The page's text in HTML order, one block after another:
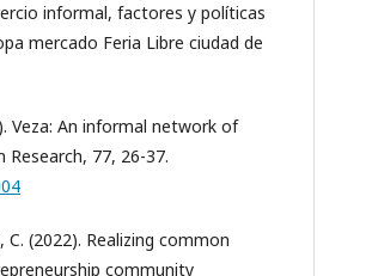
informal, factores y políticas
mercado Feria Libre ciudad de
Veza: An informal network of
77, 26-37.
C. (2022). Realizing common
community